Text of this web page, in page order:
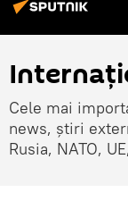
Cele mai
news, știri
Rusia, NATO,